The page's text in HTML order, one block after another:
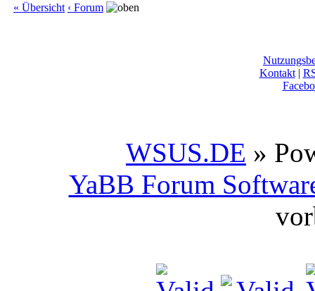
« Übersicht ‹ Forum
Kontakt|
WSUS.DE »
YaBB Forum